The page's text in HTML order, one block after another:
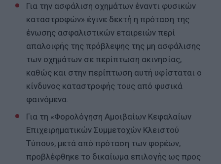
Για την ασφάλιση οχημάτων έναντι φυσικών
καταστροφών» έγινε δεκτή η πρόταση της
ένωσης ασφαλιστικών εταιρειών περί
απαλοιφής της πρόβλεψης της μη ασφάλισης
των οχημάτων σε περίπτωση ακινησίας,
καθώς και στην περίπτωση αυτή υφίσταται ο
κίνδυνος καταστροφής τους από φυσικά
φαινόμενα.
Για τη «Φορολόγηση Αμοιβαίων Κεφαλαίων
Επιχειρηματικών Συμμετοχών Κλειστού
Τύπου», μετά από πρόταση των φορέων,
προβλέφθηκε το δικαίωμα επιλογής ως προς